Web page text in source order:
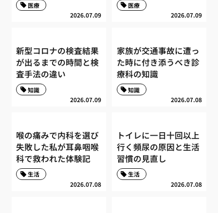
2026.07.09
医療
2026.07.09
医療
新型コロナの検査結果
が出るまでの時間と検
査手法の違い
2026.07.09
知識
家族が交通事故に遭っ
た時に付き添うべき診
療科の知識
2026.07.08
知識
喉の痛みで内科を選び
失敗した私が耳鼻咽喉
科で救われた体験記
2026.07.08
生活
トイレに一日十回以上
行く頻尿の原因と生活
習慣の見直し
2026.07.08
生活